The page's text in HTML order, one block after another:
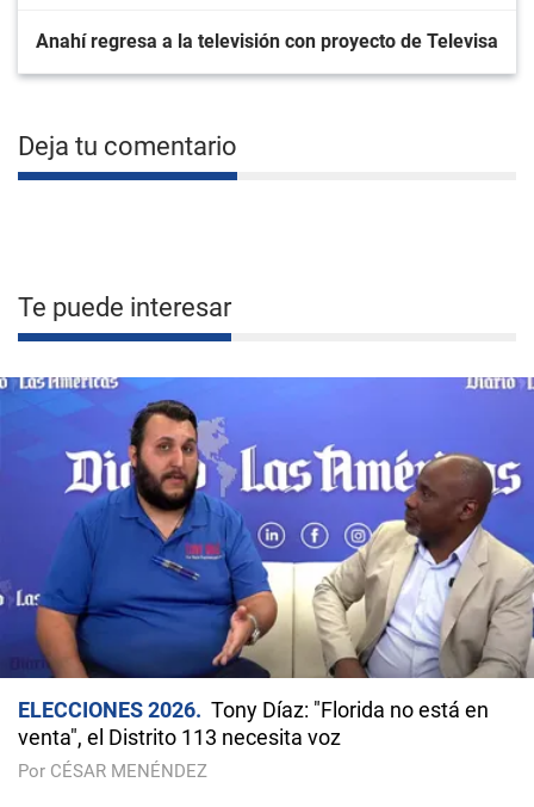
Anahí regresa a la televisión con proyecto de Televisa
Deja tu comentario
Te puede interesar
ELECCIONES 2026
Tony Díaz: "Florida no está en
venta", el Distrito 113 necesita voz
Por CÉSAR MENÉNDEZ